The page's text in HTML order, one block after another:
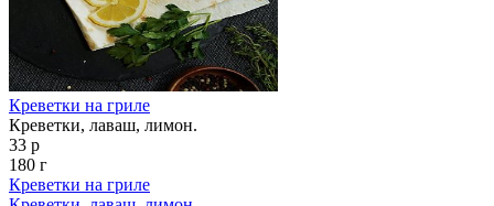
Креветки на гриле
Креветки, лаваш, лимон.
33 р
180 г
Креветки на гриле